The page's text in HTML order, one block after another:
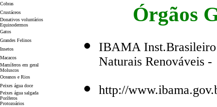
Cobras
Crustáceos
Donativos voluntários
Equinodermos
Gatos
Grandes Felinos
Insetos
Macacos
Mamíferos em geral
Moluscos
Oceanos e Rios
Peixes água doce
Peixes água salgada
Poríferos
Protozoários
Órgãos
IBAMA Inst.Brasileiro
Naturais Renováveis -
http://